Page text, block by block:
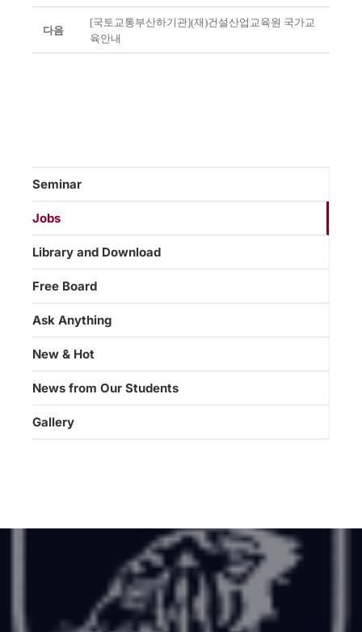
다음
[국토교통부산하기관](재)건설산업교육원 국가교
육안내
Seminar
Jobs
Library and Download
Free Board
Ask Anything
New & Hot
News from Our Students
Gallery